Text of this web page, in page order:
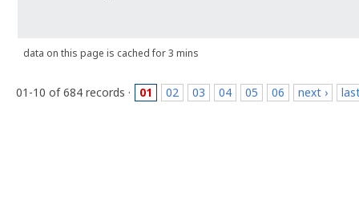
data on this page is cached for 3 mins
01-10 of 684 records · 01 02 03 04 05 06 next ›